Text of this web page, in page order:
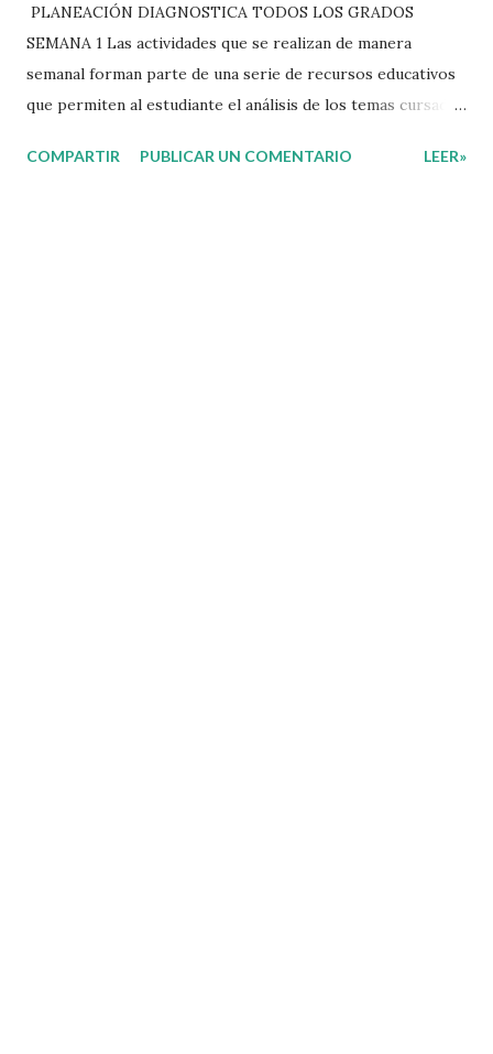
PLANEACIÓN DIAGNOSTICA TODOS LOS GRADOS
SEMANA 1 Las actividades que se realizan de manera
semanal forman parte de una serie de recursos educativos
que permiten al estudiante el análisis de los temas cursados
niños podrán relacionar aquellos contenidos que sean de su
COMPARTIR PUBLICAR UN COMENTARIO LEER»